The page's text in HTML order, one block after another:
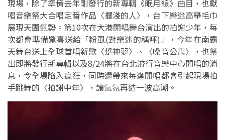
現場，除了準備去年剛發行的新專輯《眠月線》曲目，也獻
唱音樂祭大合唱定番作品〈擱淺的人〉，台下樂迷高舉毛巾
展現天團氣勢。第10次在大港開唱舞台演出的拍謝少年，每
次都會準備驚喜送給「粉虱(對樂迷的稱呼)」，今年在南霸
天舞台送上全球首唱新歌〈踅神夢〉、〈噪音公寓〉，也祭
出即將發行新專輯以及8/24將在台北流行音樂中心開唱的消
息，令全場陷入瘋狂，同時還帶來每逢開唱都會引起現場拍
手跳舞的〈拍謝中年〉，讓氣氛再造一波高潮。